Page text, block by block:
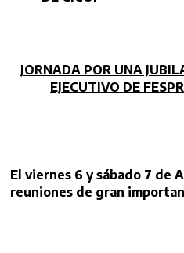
JORNADA POR UNA
EJECUTIVO DE
El viernes 6 y sábado 7 de
reuniones de gran